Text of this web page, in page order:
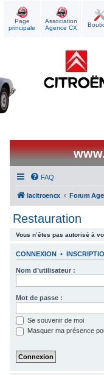
Page
principale
Association
Agence CX
FAQ
lacitroencx Forum
Restauration
Vous n’êtes pas autorisé à
CONNEXION •
Nom d’utilisateur :
Mot de passe :
Se souvenir de moi
Masquer ma présence